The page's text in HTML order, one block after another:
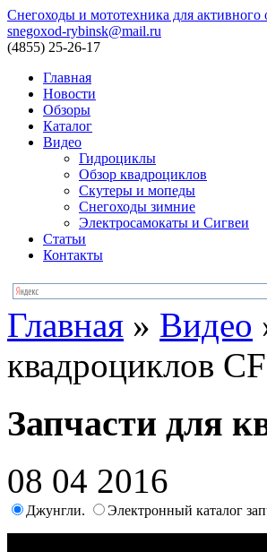
Снегоходы и мототехника для активного
snegoxod-rybinsk@mail.ru
(4855) 25-26-17
Главная
Новости
Обзоры
Каталог
Видео
Гидроциклы
Обзор квадроциклов
Скутеры и мопеды
Снегоходы зимние
Электросамокаты и Сигвеи
Статьи
Контакты
Главная » Видео
квадроциклов
Запчасти для
08 04 2016
Джунгли. Электронный каталог